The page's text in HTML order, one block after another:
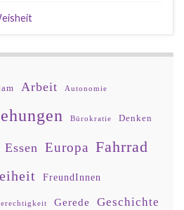
Arbeit Autonomie
Bürokratie Denken
Essen Europa Fahrrad
FreundInnen
Gerede Geschichte